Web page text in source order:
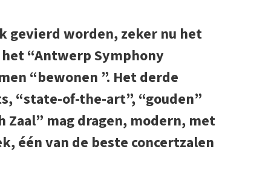
gevierd worden, zeker nu het
“Antwerp Symphony
“bewonen ”. Het derde
“state-of-the-art”, “gouden”
mag dragen, modern, met
één van de beste concertzalen